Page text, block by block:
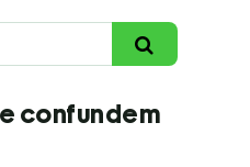
confundem